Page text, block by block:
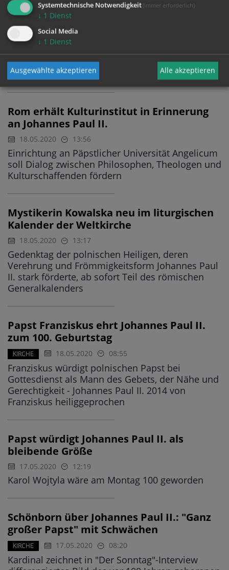
Polen gedenkt 100. Geburtstag von
Johannes Paul II.
18.05.2020
Staatspräsident Duda würdigt früheres
Kirchenoberhaupt als "Brückenbauer in einer von
Spaltungen und Konflikten geplagten Welt"
Rom erhält Kulturinstitut in Erinnerung
an Johannes Paul II.
18.05.2020 13:56
Einrichtung an Päpstlicher Universität Angelicum
soll Dialog zwischen Philosophen, Theologen und
Kulturschaffenden fördern
Mystikerin Kowalska neu im liturgischen
Kalender der Weltkirche
18.05.2020 13:17
Gedenktag der polnischen Heiligen, deren
Verehrung und Frömmigkeitsform Johannes Paul
II. stark förderte, ab sofort Teil des römischen
Generalkalenders
Papst Franziskus ehrt Johannes Paul II.
zum 100. Geburtstag
KIRCHE 18.05.2020 08:55
Franziskus würdigt polnischen Papst bei
Gottesdienst als Mann des Gebets, der Nähe und
Gerechtigkeit - Johannes Paul II. 2014 von
Franziskus heiliggeprochen
Papst würdigt Johannes Paul II. als
bleibende Größe
17.05.2020 12:19
Karol Wojtyla wäre am Montag 100 geworden
Schönborn über Johannes Paul II.: "Ganz
großer Papst" mit Schwächen
KIRCHE 17.05.2020 08:20
Kardinal zeichnet in "Der Sonntag"-Interview
Systemtechnische Notwendigkeit (immer erforderlich)
↓ 1 Dienst
Social Media
↓ 1 Dienst
Ausgewählte akzeptieren Alle akzeptieren